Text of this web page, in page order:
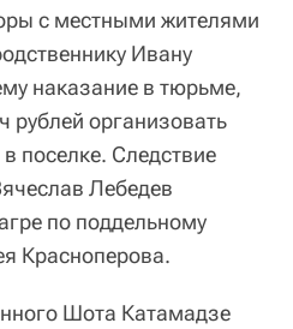
с местными жителями
Ивану
наказание в тюрьме,
рублей организовать
поселке. Следствие
Лебедев
по поддельному
Красноперова.
Шота Катамадзе